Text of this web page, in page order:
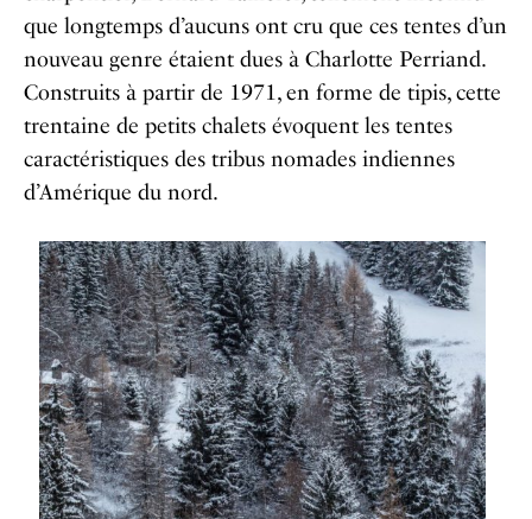
que longtemps d’aucuns ont cru que ces tentes d’un
nouveau genre étaient dues à Charlotte Perriand.
Construits à partir de 1971, en forme de tipis, cette
trentaine de petits chalets évoquent les tentes
caractéristiques des tribus nomades indiennes
d’Amérique du nord.